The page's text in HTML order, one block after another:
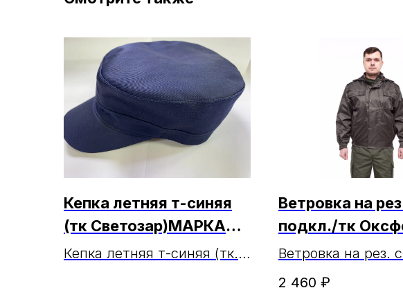
Кепка летняя т-синяя
(тк Светозар)МАРКА
(ЧЗ 3.03.2025г.)
Кепка летняя т-синяя (тк.
Ветровка на
подкл./тк
хаки МАРКА
Ветровка на рез.
тк Оксфорд хаки
2 460 ₽